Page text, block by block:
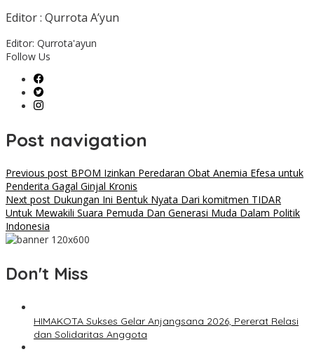
Editor : Qurrota A’yun
Editor: Qurrota'ayun
Follow Us
Post navigation
Previous post BPOM Izinkan Peredaran Obat Anemia Efesa untuk
Penderita Gagal Ginjal Kronis
Next post Dukungan Ini Bentuk Nyata Dari komitmen TIDAR
Untuk Mewakili Suara Pemuda Dan Generasi Muda Dalam Politik
Indonesia
Don't Miss
HIMAKOTA Sukses Gelar Anjangsana 2026, Pererat Relasi
dan Solidaritas Anggota